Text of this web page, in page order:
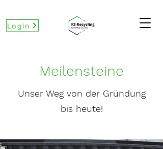
Login
Meilensteine
Unser Weg von der Gründung
bis heute!